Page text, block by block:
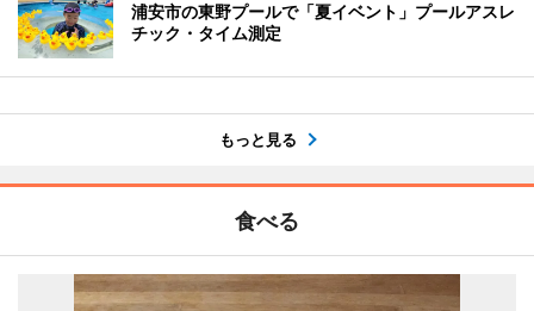
浦安市の東野プールで「夏イベント」プールアスレ
チック・タイム測定
もっと見る
食べる